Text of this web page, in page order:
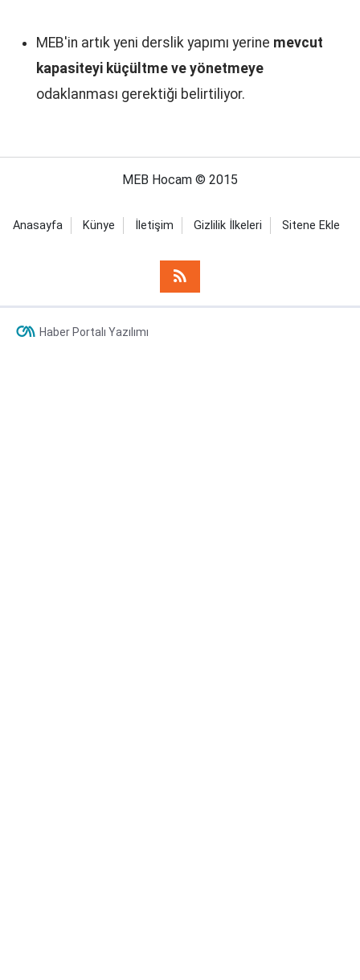
MEB'in artık yeni derslik yapımı yerine mevcut
kapasiteyi küçültme ve yönetmeye
odaklanması gerektiği belirtiliyor.
MEB Hocam © 2015
Anasayfa Künye İletişim Gizlilik İlkeleri Sitene Ekle
Haber Portalı Yazılımı